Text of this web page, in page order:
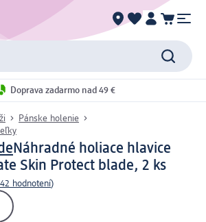
Doprava zadarmo nad 49 €
Pánske holenie
Náhradné holiace hlavice
Skin Protect blade, 2 ks
hodnotení)